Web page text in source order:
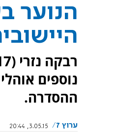
הנוער
נוספים
ההסדרה.
ערוץ 7
3.05.15, 20:44